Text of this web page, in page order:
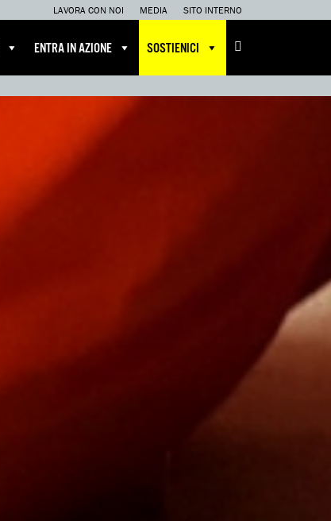
LAVORA CON NOI MEDIA SITO INTERNO
ENTRA IN AZIONE SOSTIENICI